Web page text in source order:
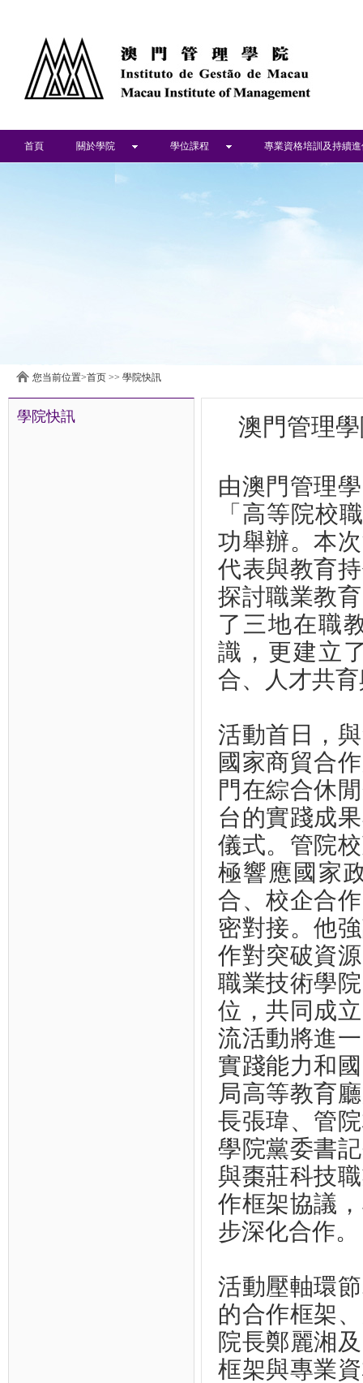
首頁 關於學院 學位課程 專業資格培訓及持續
您当前位置>首页 >> 學院快訊
學院快訊 澳門管理
由澳門管理
「高等院校
功舉辦。本
代表與教育
探討職業教
了三地在職
識，更建立
合、人才共
活動首日，
國家商貿合
門在綜合休
台的實踐成
儀式。管院
極響應國家
合、校企合
密對接。他
作對突破資
職業技術學
位，共同成
流活動將進
實踐能力和
局高等教育
長張瑋、管
學院黨委書
與棗莊科技
作框架協議
步深化合作。
活動壓軸環
的合作框架
院長鄭麗湘
框架與專業